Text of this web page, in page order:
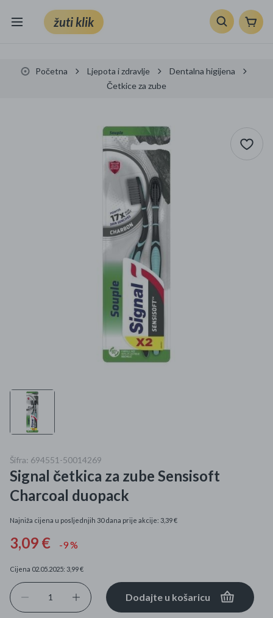
žuti klik
Sport i slobodno vrijeme
Specijalne kategorije
Čišćenje zaliha
Kišobrani akcija
Ograničena cijena
Roba s greškom
Početna Ljepota i zdravlje
Dentalna higijena
Četkice za zube
Šifra: 694551-50014269
Signal četkica za zube Sensisoft
Charcoal duopack
Najniža cijena u posljednjih 30 dana prije akcije: 3,39 €
3,09 € -9 %
Cijena 02.05.2025: 3,99 €
Dodajte u košaricu